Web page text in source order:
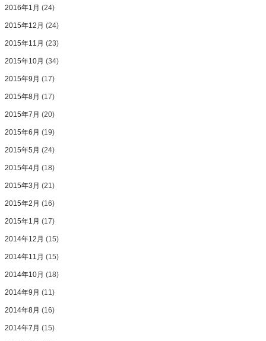
2016年1月 (24)
2015年12月 (24)
2015年11月 (23)
2015年10月 (34)
2015年9月 (17)
2015年8月 (17)
2015年7月 (20)
2015年6月 (19)
2015年5月 (24)
2015年4月 (18)
2015年3月 (21)
2015年2月 (16)
2015年1月 (17)
2014年12月 (15)
2014年11月 (15)
2014年10月 (18)
2014年9月 (11)
2014年8月 (16)
2014年7月 (15)